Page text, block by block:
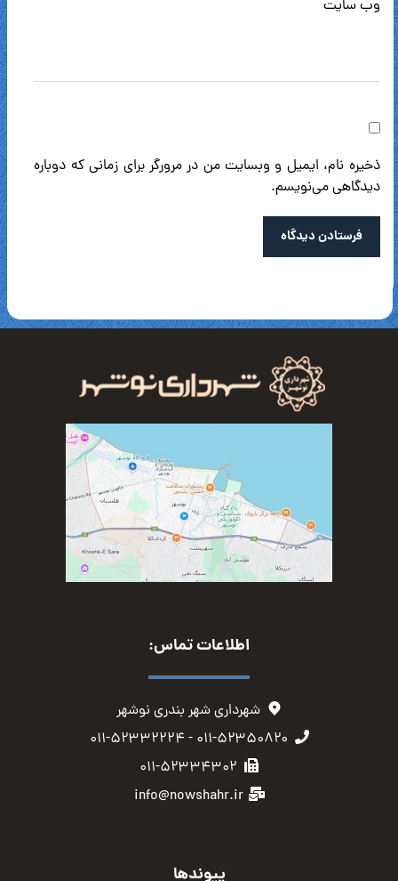
وب‌ سایت
ذخیره نام، ایمیل و وبسایت من در مرورگر برای زمانی که دوباره
دیدگاهی می‌نویسم.
فرستادن دیدگاه
اطلاعات تماس:
شهرداری شهر بندری نوشهر
۰۱۱-۵۲۳۵۰۸۲۰ - ۰۱۱-۵۲۳۳۲۲۲۴
۰۱۱-۵۲۳۳۴۳۰۲
info@nowshahr.ir
پیوندها